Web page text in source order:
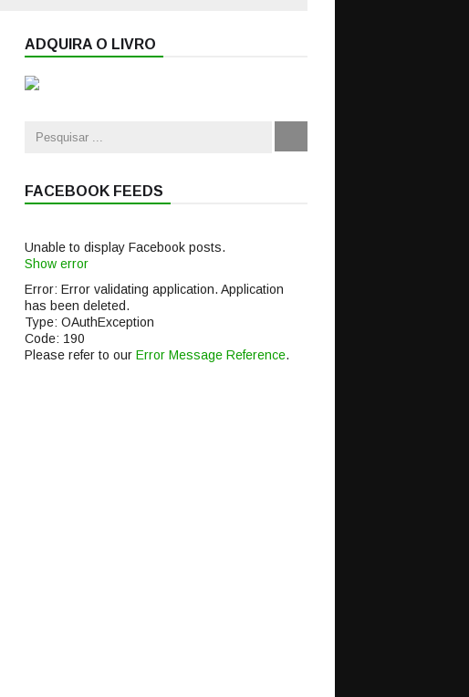
ADQUIRA O LIVRO
FACEBOOK FEEDS
Unable to display Facebook posts.
Show error
Error: Error validating application. Application
has been deleted.
Type: OAuthException
Code: 190
Please refer to our Error Message Reference.